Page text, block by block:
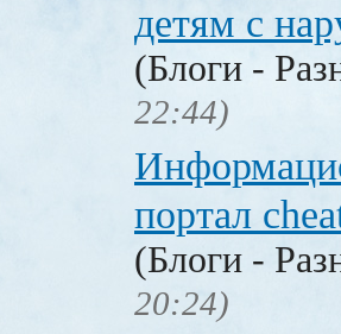
детям с
(Блоги -
22:44)
портал
(Блоги -
20:24)